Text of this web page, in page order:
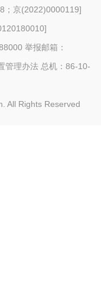
；京(2022)0000119]
]
举报邮箱：
管理办法 总机：86-10-
All Rights Reserved